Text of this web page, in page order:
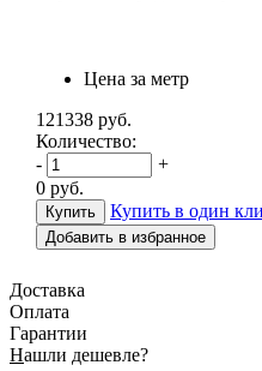
Цена за метр
121338 руб.
Количество:
-
+
0 руб.
Купить в один
Добавить в избранное
Доставка
Оплата
Гарантии
Нашли дешевле?